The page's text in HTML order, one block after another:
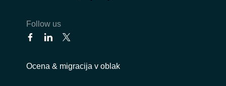
Follow us
Ocena & migracija v oblak